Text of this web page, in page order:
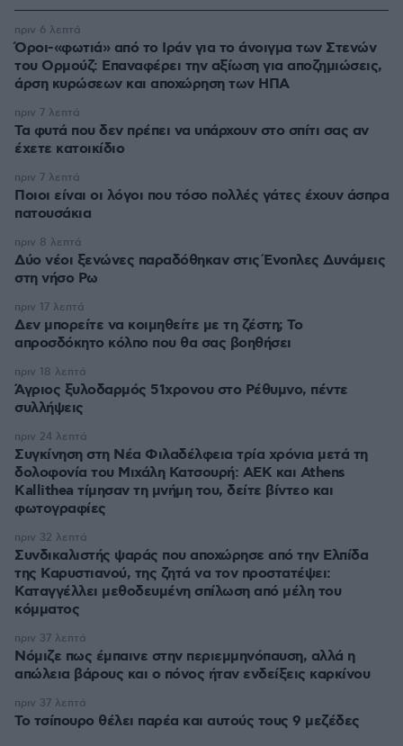
Όροι-«φωτιά» από το Ιράν για το άνοιγμα των Στενών
του Ορμούζ: Επαναφέρει την αξίωση για αποζημιώσεις,
άρση κυρώσεων και αποχώρηση των ΗΠΑ
πριν 6 λεπτά
Τα φυτά που δεν πρέπει να υπάρχουν στο σπίτι σας αν
έχετε κατοικίδιο
πριν 7 λεπτά
Ποιοι είναι οι λόγοι που τόσο πολλές γάτες έχουν άσπρα
πατουσάκια
πριν 7 λεπτά
Δύο νέοι ξενώνες παραδόθηκαν στις Ένοπλες Δυνάμεις
στη νήσο Ρω
πριν 8 λεπτά
Δεν μπορείτε να κοιμηθείτε με τη ζέστη; Το
απροσδόκητο κόλπο που θα σας βοηθήσει
πριν 17 λεπτά
Άγριος ξυλοδαρμός 51χρονου στο Ρέθυμνο, πέντε
συλλήψεις
πριν 18 λεπτά
Συγκίνηση στη Νέα Φιλαδέλφεια τρία χρόνια μετά τη
δολοφονία του Μιχάλη Κατσουρή: ΑΕΚ και Athens
Kallithea τίμησαν τη μνήμη του, δείτε βίντεο και
φωτογραφίες
πριν 24 λεπτά
Συνδικαλιστής ψαράς που αποχώρησε από την Ελπίδα
της Καρυστιανού, της ζητά να τον προστατέψει:
Καταγγέλλει μεθοδευμένη σπίλωση από μέλη του
κόμματος
πριν 32 λεπτά
Νόμιζε πως έμπαινε στην περιεμμηνόπαυση, αλλά η
απώλεια βάρους και ο πόνος ήταν ενδείξεις καρκίνου
πριν 37 λεπτά
Το τσίπουρο θέλει παρέα και αυτούς τους 9 μεζέδες
πριν 37 λεπτά